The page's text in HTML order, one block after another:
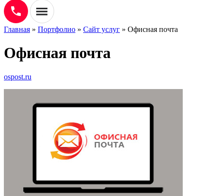
Главная » Портфолио » Сайт услуг » Офисная почта
Офисная почта
ospost.ru